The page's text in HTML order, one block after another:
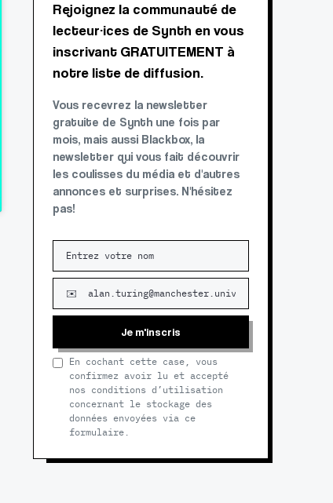
Rejoignez la communauté de
lecteur·ices de Synth en vous
inscrivant GRATUITEMENT à
notre liste de diffusion.
Vous recevrez la newsletter
gratuite de Synth une fois par
mois, mais aussi Blackbox, la
newsletter qui vous fait découvrir
les coulisses du média et d'autres
annonces et surprises. N'hésitez
pas!
Je m'inscris
En cochant cette case, vous
confirmez avoir lu et accepté
nos conditions d’utilisation
concernant le stockage des
données envoyées via ce
formulaire.